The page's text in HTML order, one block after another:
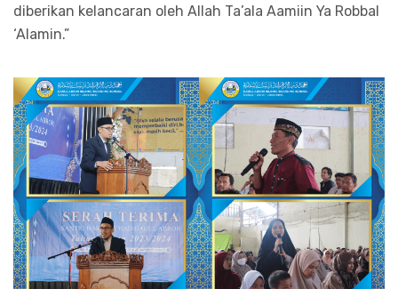
diberikan kelancaran oleh Allah Ta’ala Aamiin Ya Robbal
‘Alamin.”